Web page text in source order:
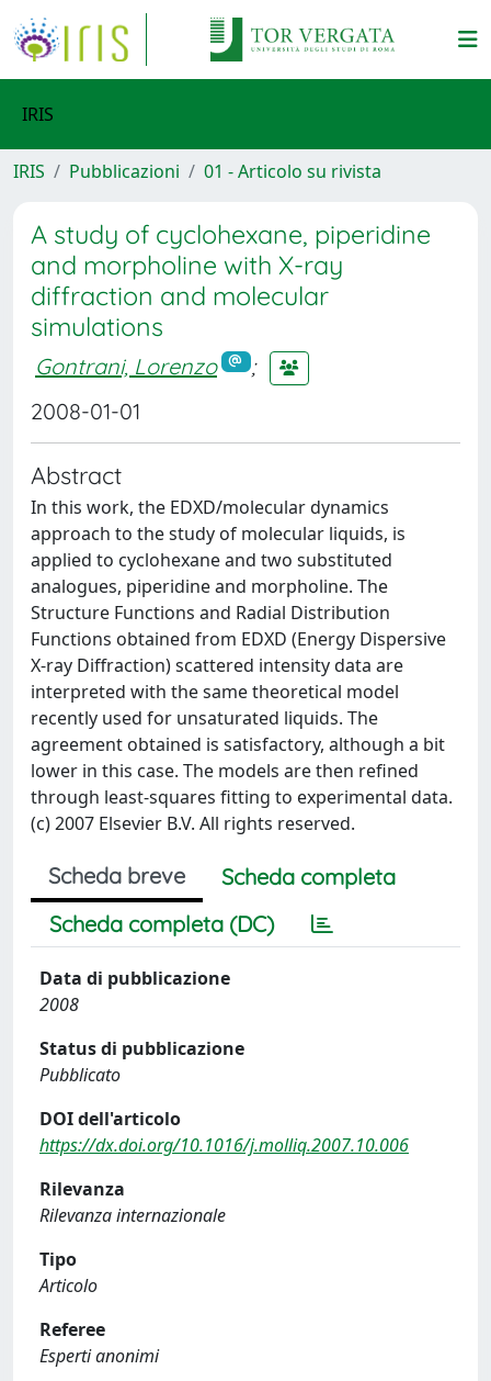
IRIS
IRIS Pubblicazioni 01 - Articolo su rivista
A study of cyclohexane, piperidine
and morpholine with X-ray
diffraction and molecular
simulations
Gontrani, Lorenzo
;
2008-01-01
Abstract
In this work, the EDXD/molecular dynamics
approach to the study of molecular liquids, is
applied to cyclohexane and two substituted
analogues, piperidine and morpholine. The
Structure Functions and Radial Distribution
Functions obtained from EDXD (Energy Dispersive
X-ray Diffraction) scattered intensity data are
interpreted with the same theoretical model
recently used for unsaturated liquids. The
agreement obtained is satisfactory, although a bit
lower in this case. The models are then refined
through least-squares fitting to experimental data.
(c) 2007 Elsevier B.V. All rights reserved.
Scheda breve
Scheda completa
Scheda completa (DC)
Data di pubblicazione
2008
Status di pubblicazione
Pubblicato
DOI dell'articolo
https://dx.doi.org/10.1016/j.molliq.2007.10.006
Rilevanza
Rilevanza internazionale
Tipo
Articolo
Referee
Esperti anonimi